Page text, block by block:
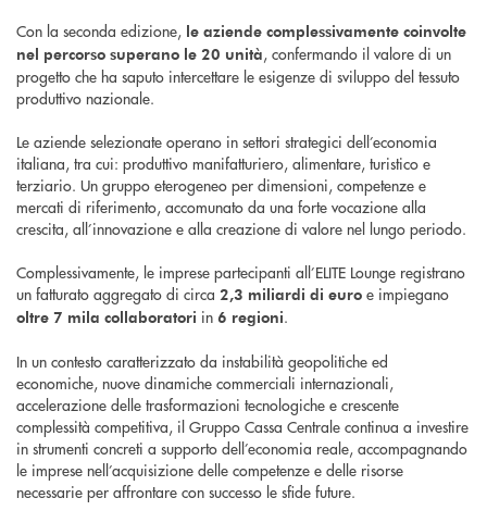
Con la seconda edizione, le aziende complessivamente coinvolte
nel percorso superano le 20 unità, confermando il valore di un
progetto che ha saputo intercettare le esigenze di sviluppo del tessuto
produttivo nazionale.
Le aziende selezionate operano in settori strategici dell’economia
italiana, tra cui: produttivo manifatturiero, alimentare, turistico e
terziario. Un gruppo eterogeneo per dimensioni, competenze e
mercati di riferimento, accomunato da una forte vocazione alla
crescita, all’innovazione e alla creazione di valore nel lungo periodo.
Complessivamente, le imprese partecipanti all’ELITE Lounge registrano
un fatturato aggregato di circa 2,3 miliardi di euro e impiegano
oltre 7 mila collaboratori in 6 regioni.
In un contesto caratterizzato da instabilità geopolitiche ed
economiche, nuove dinamiche commerciali internazionali,
accelerazione delle trasformazioni tecnologiche e crescente
complessità competitiva, il Gruppo Cassa Centrale continua a investire
in strumenti concreti a supporto dell’economia reale, accompagnando
le imprese nell’acquisizione delle competenze e delle risorse
necessarie per affrontare con successo le sfide future.